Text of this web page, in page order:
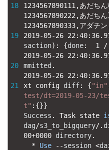
18
19
20
21
1234567890111 ,あだち
1234567890222 ,あだち
1234567890333,アダチン
2019-05-26 22 :40:
saction) : {done: 1 /
2019-05-26 22 :40:
mmitted .
2019-05-26 22 :40:
xt config diff: {"in"
test/dt=2019-05-23/
t" : {}}
Success . Task state
dag/s3_to_bigquery/.
00+0000 directory.
*
Use --session <